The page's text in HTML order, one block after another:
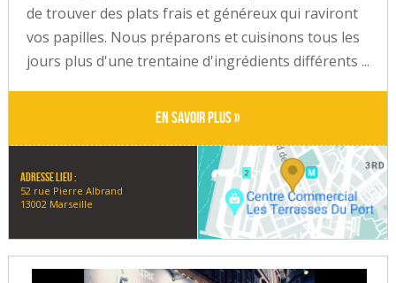
de trouver des plats frais et généreux qui raviront
vos papilles. Nous préparons et cuisinons tous les
jours plus d'une trentaine d'ingrédients différents ...
En savoir plus »
Adresse lieu :
52 rue Pierre Albrand
13002 Marseille